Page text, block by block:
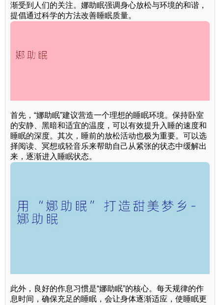
渐受到人们的关注。娜助眠强调身心放松与环境的和谐，
提倡通过科学的方法改善睡眠质量。
首先，“娜助眠”建议营造一个理想的睡眠环境。保持卧室
的安静、黑暗和适宜的温度，可以有效提升入睡的速度和
睡眠的深度。其次，睡前的放松活动也极为重要。可以选
择阅读、冥想或轻音乐来帮助自己从紧张的状态中缓解出
来，逐渐进入睡眠状态。
此外，良好的作息习惯是“娜助眠”的核心。每天规律的作
息时间，确保充足的睡眠，会让身体逐渐适应，使睡眠更